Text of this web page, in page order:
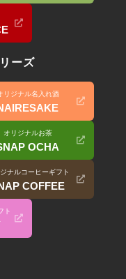
ーズ
リジナル名入れ酒
オリジナルお茶
OCHA
ナルコーヒーギフト
COFFEE
ト